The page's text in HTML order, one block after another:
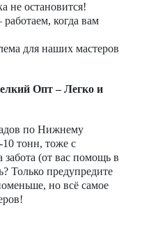
не остановится!
когда вам
для наших мастеров
Опт – Легко и
по Нижнему
тонн, тоже с
(от вас помощь в
Только предупредите
но всё самое